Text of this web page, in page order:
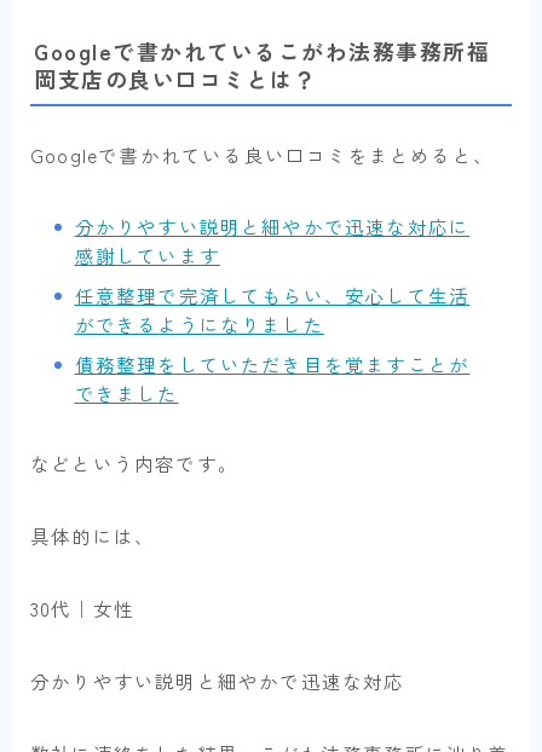
Googleで書かれているこがわ法務事務所福
岡支店の良い口コミとは？
Googleで書かれている良い口コミをまとめると、
分かりやすい説明と細やかで迅速な対応に
感謝しています
任意整理で完済してもらい、安心して生活
ができるようになりました
債務整理をしていただき目を覚ますことが
できました
などという内容です。
具体的には、
30代｜女性
分かりやすい説明と細やかで迅速な対応